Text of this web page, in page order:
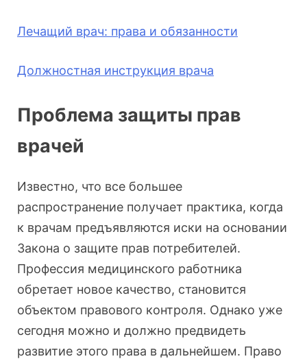
Лечащий врач: права и обязанности
Должностная инструкция врача
Проблема защиты прав
врачей
Известно, что все большее
распространение получает практика, когда
к врачам предъявляются иски на основании
Закона о защите прав потребителей.
Профессия медицинского работника
обретает новое качество, становится
объектом правового контроля. Однако уже
сегодня можно и должно предвидеть
развитие этого права в дальнейшем. Право